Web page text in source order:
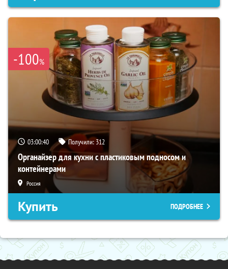
-100%
03:00:39 Получили: 312
Органайзер для кухни с пластиковым подносом и
контейнерами
Россия
Купить ПОДРОБНЕЕ